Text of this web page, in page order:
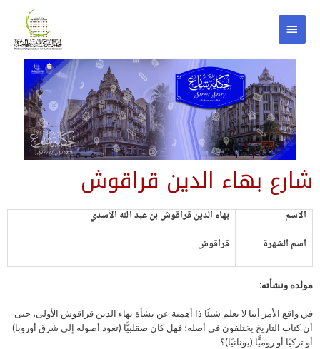
شارع بهاء الدين قراقوش
الاسم
بهاء الدين قراقوش بن عبد الله الأسدي
اسم الشهرة
قراقوش
مولده ونشأته:
في واقع الأمر أننا لا نعلم شيئًا ذا أهمية عن نشأة بهاء الدين قراقوش الأولى، حتى
أن كتاب التاريخ يختلفون في أصله؛ فهل كان صقلبيًّا (تعود أصوله إلى شرق أوروبا)
أو تركيًا أو روميًّا (يونانيًا)؟